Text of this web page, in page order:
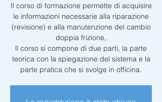
Il corso di formazione permette di acquisire
le informazioni necessarie alla riparazione
(revisione) e alla manutenzione del cambio
doppia frizione,
ll corso si compone di due parti, la parte
teorica con la spiegazione del sistema e la
parte pratica che si svolge in officina.